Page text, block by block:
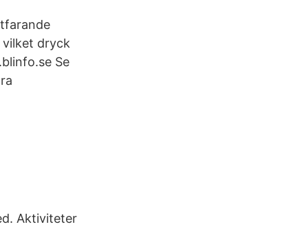
dryck
Se
Aktiviteter